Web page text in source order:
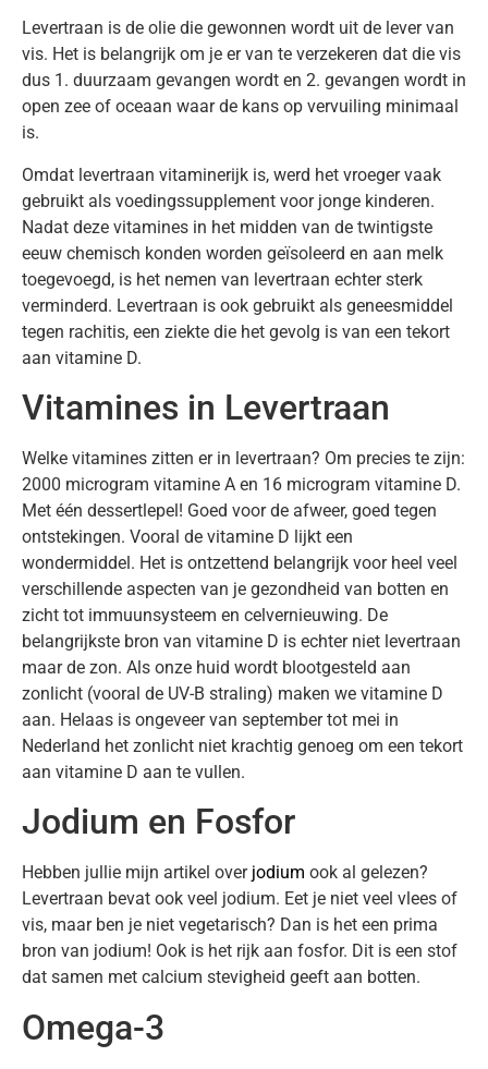
Levertraan is de olie die gewonnen wordt uit de lever van
vis. Het is belangrijk om je er van te verzekeren dat die vis
dus 1. duurzaam gevangen wordt en 2. gevangen wordt in
open zee of oceaan waar de kans op vervuiling minimaal
is.
Omdat levertraan vitaminerijk is, werd het vroeger vaak
gebruikt als voedingssupplement voor jonge kinderen.
Nadat deze vitamines in het midden van de twintigste
eeuw chemisch konden worden geïsoleerd en aan melk
toegevoegd, is het nemen van levertraan echter sterk
verminderd. Levertraan is ook gebruikt als geneesmiddel
tegen rachitis, een ziekte die het gevolg is van een tekort
aan vitamine D.
Vitamines in Levertraan
Welke vitamines zitten er in levertraan? Om precies te zijn:
2000 microgram vitamine A en 16 microgram vitamine D.
Met één dessertlepel! Goed voor de afweer, goed tegen
ontstekingen. Vooral de vitamine D lijkt een
wondermiddel. Het is ontzettend belangrijk voor heel veel
verschillende aspecten van je gezondheid van botten en
zicht tot immuunsysteem en celvernieuwing. De
belangrijkste bron van vitamine D is echter niet levertraan
maar de zon. Als onze huid wordt blootgesteld aan
zonlicht (vooral de UV-B straling) maken we vitamine D
aan. Helaas is ongeveer van september tot mei in
Nederland het zonlicht niet krachtig genoeg om een tekort
aan vitamine D aan te vullen.
Jodium en Fosfor
Hebben jullie mijn artikel over jodium ook al gelezen?
Levertraan bevat ook veel jodium. Eet je niet veel vlees of
vis, maar ben je niet vegetarisch? Dan is het een prima
bron van jodium! Ook is het rijk aan fosfor. Dit is een stof
dat samen met calcium stevigheid geeft aan botten.
Omega-3